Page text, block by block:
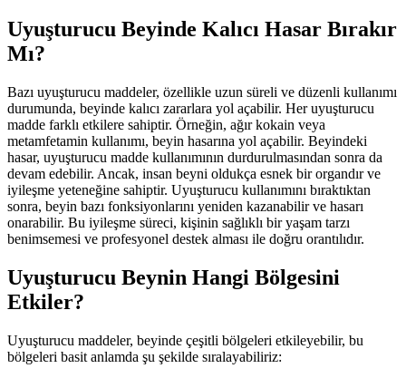
Uyuşturucu Beyinde Kalıcı Hasar Bırakır
Mı?
Bazı uyuşturucu maddeler, özellikle uzun süreli ve düzenli kullanımı
durumunda, beyinde kalıcı zararlara yol açabilir. Her uyuşturucu
madde farklı etkilere sahiptir. Örneğin, ağır kokain veya
metamfetamin kullanımı, beyin hasarına yol açabilir. Beyindeki
hasar, uyuşturucu madde kullanımının durdurulmasından sonra da
devam edebilir. Ancak, insan beyni oldukça esnek bir organdır ve
iyileşme yeteneğine sahiptir. Uyuşturucu kullanımını bıraktıktan
sonra, beyin bazı fonksiyonlarını yeniden kazanabilir ve hasarı
onarabilir. Bu iyileşme süreci, kişinin sağlıklı bir yaşam tarzı
benimsemesi ve profesyonel destek alması ile doğru orantılıdır.
Uyuşturucu Beynin Hangi Bölgesini
Etkiler?
Uyuşturucu maddeler, beyinde çeşitli bölgeleri etkileyebilir, bu
bölgeleri basit anlamda şu şekilde sıralayabiliriz: